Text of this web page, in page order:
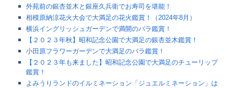
外苑前の銀杏並木と銀座久兵衛でお寿司を堪能！
相模原納涼花火大会で大満足の花火鑑賞！（2024年8月）
横浜イングリッシュガーデンで満開のバラ鑑賞！
【２０２３年秋】昭和記念公園で大満足の銀杏並木鑑賞！
小田原フラワーガーデンで大満足のバラ鑑賞！
【２０２３年も来ました】昭和記念公園で大満足のチューリップ
鑑賞！
よみうりランドのイルミネーション「ジュエルミネーション」は